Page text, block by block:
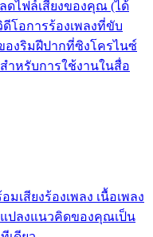
ดไฟล์เสียงของคุณ (ได้
โอการร้องเพลงที่ขับ
องริมฝีปากที่ซิงโครไนซ์
สำหรับการใช้งานในสื่อ
เสียงร้องเพลง เนื้อเพลง
แปลงแนวคิดของคุณเป็น